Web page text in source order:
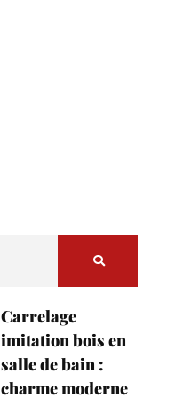
Carrelage
imitation bois en
salle de bain :
charme moderne